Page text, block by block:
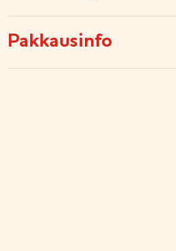
Pakkausinfo